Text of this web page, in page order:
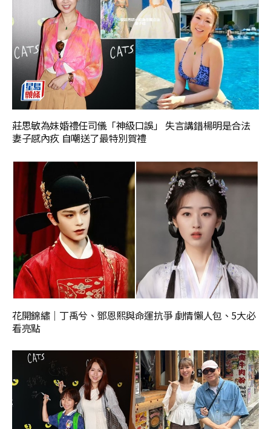
莊思敏為妹婚禮任司儀「神級口誤」 失言講錯楊明是合法
妻子感內疚 自嘲送了最特別賀禮
花開錦繡｜丁禹兮、鄧恩熙與命運抗爭 劇情懶人包、5大必
看亮點